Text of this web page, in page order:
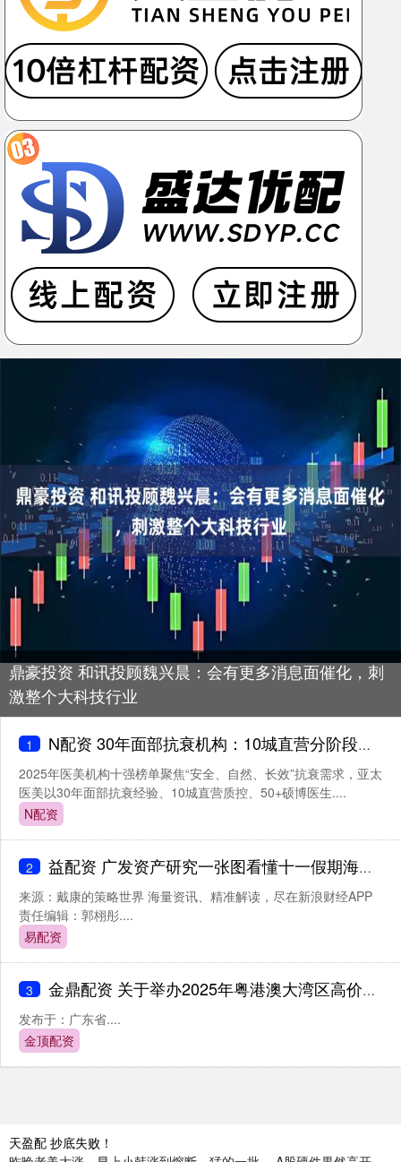
鼎豪投资 和讯投顾魏兴晨：会有更多消息面催化，刺
激整个大科技行业
1 N配资 30年面部抗衰机构：10城直营分阶段长效管理
2025年医美机构十强榜单聚焦“安全、自然、长效”抗衰需求，亚太
医美以30年面部抗衰经验、10城直营质控、50+硕博医生....
N配资
2 益配资 广发资产研究一张图看懂十一假期海内外市场动态
来源：戴康的策略世界 海量资讯、精准解读，尽在新浪财经APP
责任编辑：郭栩彤....
易配资
3 金鼎配资 关于举办2025年粤港澳大湾区高价值知识产权培育布局大赛初赛的通知
发布于：广东省....
金顶配资
天盈配 抄底失败！